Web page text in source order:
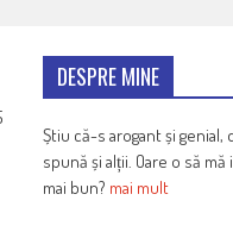
DESPRE MINE
Știu că-s arogant și genial,
spună și alții. Oare o să
mai bun? mai mult